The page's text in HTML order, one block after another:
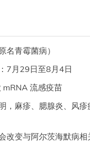
名青霉菌病）
7月29日至8月4日
mRNA 流感疫苗
，麻疹、腮腺炎、风疹
改变与阿尔茨海默病